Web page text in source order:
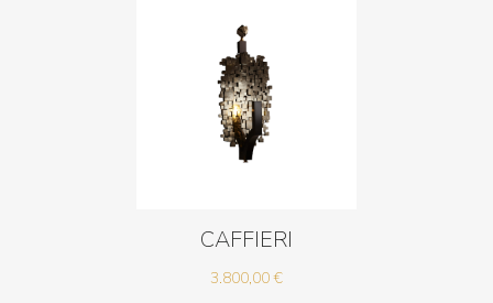
CAFFIERI
3.800,00€